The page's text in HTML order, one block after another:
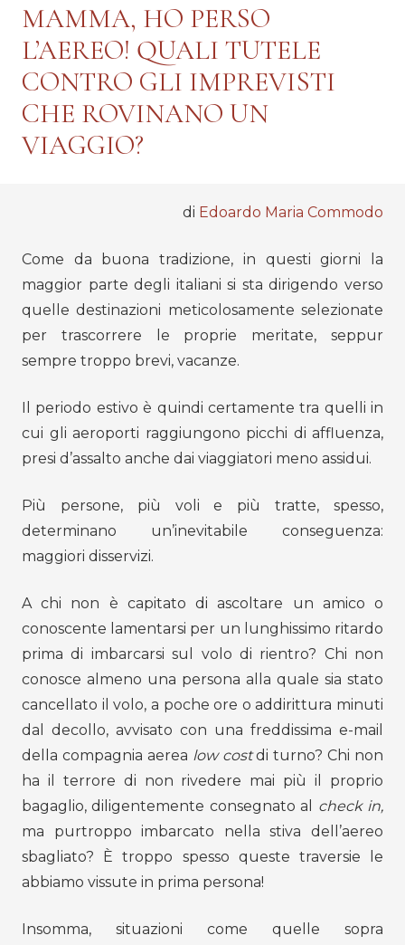
MAMMA, HO PERSO
L’AEREO! QUALI TUTELE
CONTRO GLI IMPREVISTI
CHE ROVINANO UN
VIAGGIO?
di Edoardo Maria Commodo
Come da buona tradizione, in questi giorni la
maggior parte degli italiani si sta dirigendo verso
quelle destinazioni meticolosamente selezionate
per trascorrere le proprie meritate, seppur
sempre troppo brevi, vacanze.
Il periodo estivo è quindi certamente tra quelli in
cui gli aeroporti raggiungono picchi di affluenza,
presi d’assalto anche dai viaggiatori meno assidui.
Più persone, più voli e più tratte, spesso,
determinano un’inevitabile conseguenza:
maggiori disservizi.
A chi non è capitato di ascoltare un amico o
conoscente lamentarsi per un lunghissimo ritardo
prima di imbarcarsi sul volo di rientro? Chi non
conosce almeno una persona alla quale sia stato
cancellato il volo, a poche ore o addirittura minuti
dal decollo, avvisato con una freddissima e-mail
della compagnia aerea low costdi turno? Chi non
ha il terrore di non rivedere mai più il proprio
bagaglio, diligentemente consegnato al check in,
ma purtroppo imbarcato nella stiva dell’aereo
sbagliato? È troppo spesso queste traversie le
abbiamo vissute in prima persona!
Insomma, situazioni come quelle sopra